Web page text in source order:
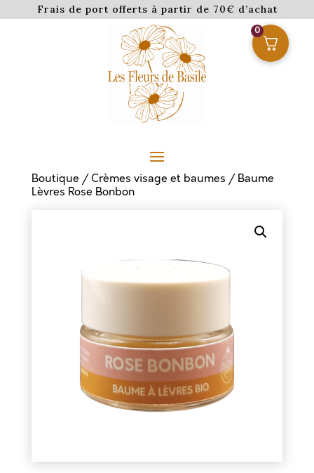
Frais de port offerts à partir de 70€ d’achat
Boutique /Crèmes visage et baumes / Baume
Lèvres Rose Bonbon
0